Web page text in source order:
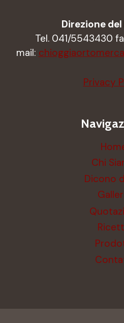
Direzione
Tel. 041/5543430
mail:
Privacy
Chi
Dicono